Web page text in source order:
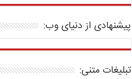
پیشنهادی از دنیای وب:
تبلیغات متنی: